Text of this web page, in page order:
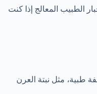
الطبيب المعالج إذا كنت
طبية، مثل نبتة العرن